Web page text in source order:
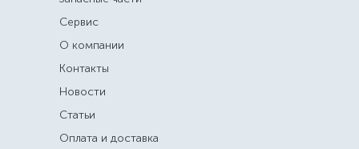
Сервис
О компании
Контакты
Новости
Статьи
Оплата и доставка